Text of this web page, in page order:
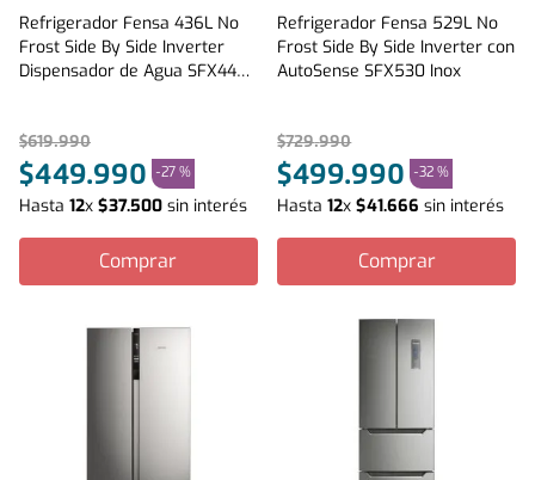
Refrigerador Fensa 436L No
Frost Side By Side Inverter
Dispensador de Agua SFX440B
$619.990
$449.990 -27 %
Hasta 12x $37.500 sin interés
Comprar
Refrigerador Fensa 529L No
Frost Side By Side Inverter con
AutoSense SFX530 Inox
$729.990
$499.990 -32 %
Hasta12x$41.666 sin interés
Comprar